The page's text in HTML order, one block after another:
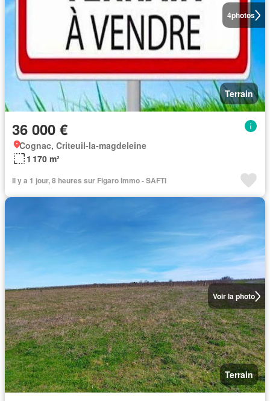
4photos
Terrain
36 000 €
Cognac, Criteuil-la-magdeleine
1 170 m²
Il y a 1 jour, 8 heures sur Figaro Immo - SAFTI
Voir la photo
Terrain